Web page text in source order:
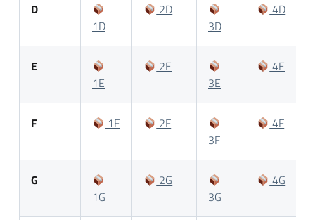
D
1D
2D
3D
4D
E
1E
2E
3E
4E
F 1F
2F
3F
4F
G
1G
2G
3G
4G